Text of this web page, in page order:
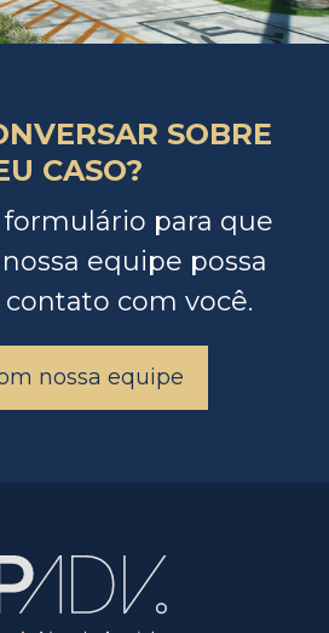
SOBRE
CASO?
formulário para que
equipe possa
com você.
nossa equipe